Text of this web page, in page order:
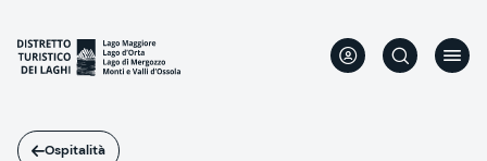
contenuto
principale
Ospitalità